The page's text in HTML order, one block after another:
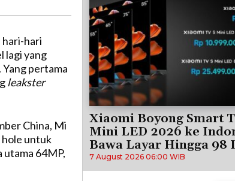
hari-hari
lagi yang
pertama
leakster
China, Mi
hole untuk
utama 64MP,
Xiaomi Boyong Smart
Mini LED 2026 ke
Bawa Layar Hingga 98
7 August 2026 06:00 WIB